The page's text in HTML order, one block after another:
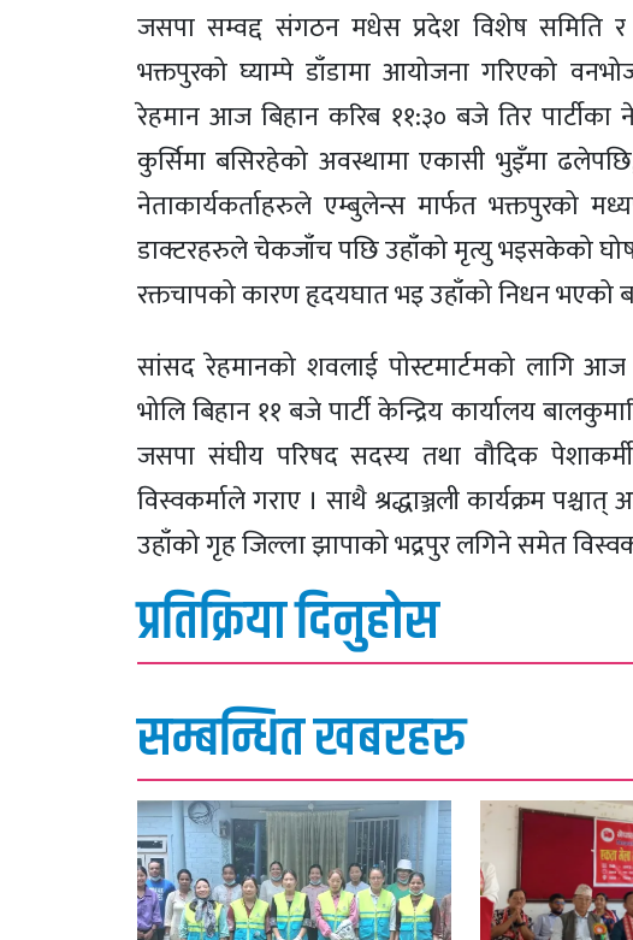
जसपा सम्वद्द संगठन मधेस प्रदेश विशेष समिति र
भक्तपुरको घ्याम्पे डाँडामा आयोजना गरिएको
रेहमान आज बिहान करिब ११:३० बजे तिर पार्टीका
कुर्सिमा बसिरहेको अवस्थामा एकासी भुइँमा
नेताकार्यकर्ताहरुले एम्बुलेन्स मार्फत भक्तपुरको
डाक्टरहरुले चेकजाँच पछि उहाँको मृत्यु भइसकेको
रक्तचापको कारण हृदयघात भइ उहाँको निधन भएको
सांसद रेहमानको शवलाई पोस्टमार्टमको लागि
भोलि बिहान ११ बजे पार्टी केन्द्रिय कार्यालय
जसपा संघीय परिषद सदस्य तथा वौदिक
विस्वकर्माले गराए । साथै श्रद्धाञ्जली कार्यक्रम
उहाँको गृह जिल्ला झापाको भद्रपुर लगिने समेत
प्रतिक्रिया दिनुहोस
सम्बन्धित खबरहरु